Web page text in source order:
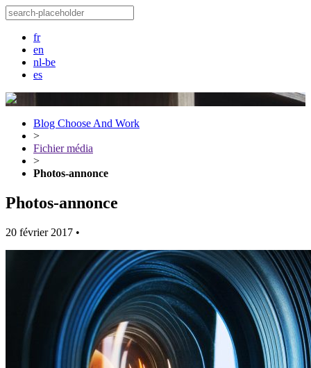
fr
en
nl-be
es
Blog Choose And Work
>
Fichier média
>
Photos-annonce
Photos-annonce
20 février 2017 •